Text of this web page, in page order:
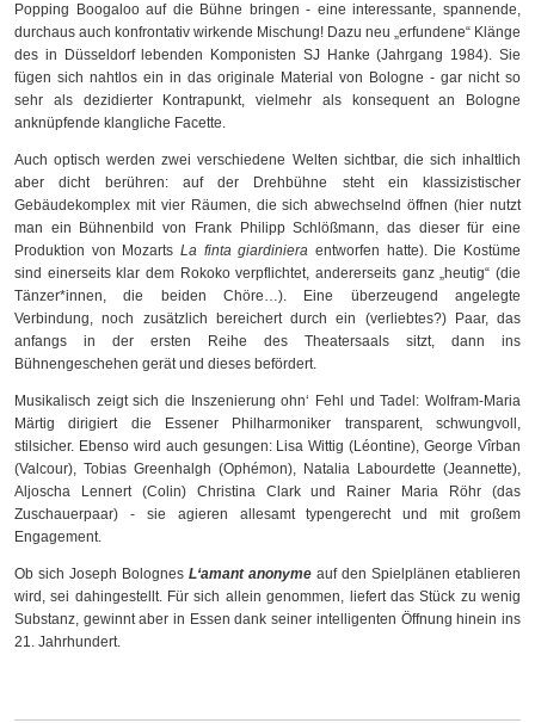
Popping Boogaloo auf die Bühne bringen - eine interessante, spannende,
durchaus auch konfrontativ wirkende Mischung! Dazu neu „erfundene“ Klänge
des in Düsseldorf lebenden Komponisten SJ Hanke (Jahrgang 1984). Sie
fügen sich nahtlos ein in das originale Material von Bologne - gar nicht so
sehr als dezidierter Kontrapunkt, vielmehr als konsequent an Bologne
anknüpfende klangliche Facette.
Auch optisch werden zwei verschiedene Welten sichtbar, die sich inhaltlich
aber dicht berühren: auf der Drehbühne steht ein klassizistischer
Gebäudekomplex mit vier Räumen, die sich abwechselnd öffnen (hier nutzt
man ein Bühnenbild von Frank Philipp Schlößmann, das dieser für eine
Produktion von Mozarts La finta giardiniera entworfen hatte). Die Kostüme
sind einerseits klar dem Rokoko verpflichtet, andererseits ganz „heutig“ (die
Tänzer*innen, die beiden Chöre…). Eine überzeugend angelegte
Verbindung, noch zusätzlich bereichert durch ein (verliebtes?) Paar, das
anfangs in der ersten Reihe des Theatersaals sitzt, dann ins
Bühnengeschehen gerät und dieses befördert.
Musikalisch zeigt sich die Inszenierung ohn‘ Fehl und Tadel: Wolfram-Maria
Märtig dirigiert die Essener Philharmoniker transparent, schwungvoll,
stilsicher. Ebenso wird auch gesungen: Lisa Wittig (Léontine), George Vîrban
(Valcour), Tobias Greenhalgh (Ophémon), Natalia Labourdette (Jeannette),
Aljoscha Lennert (Colin) Christina Clark und Rainer Maria Röhr (das
Zuschauerpaar) - sie agieren allesamt typengerecht und mit großem
Engagement.
Ob sich Joseph Bolognes L‘amant anonyme auf den Spielplänen etablieren
wird, sei dahingestellt. Für sich allein genommen, liefert das Stück zu wenig
Substanz, gewinnt aber in Essen dank seiner intelligenten Öffnung hinein ins
21. Jahrhundert.